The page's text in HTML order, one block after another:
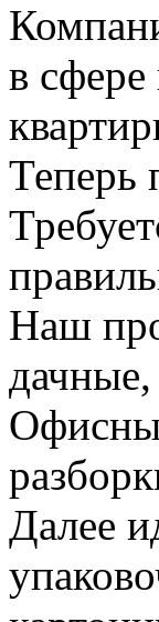
в сфере
Теперь
Наш
Далее